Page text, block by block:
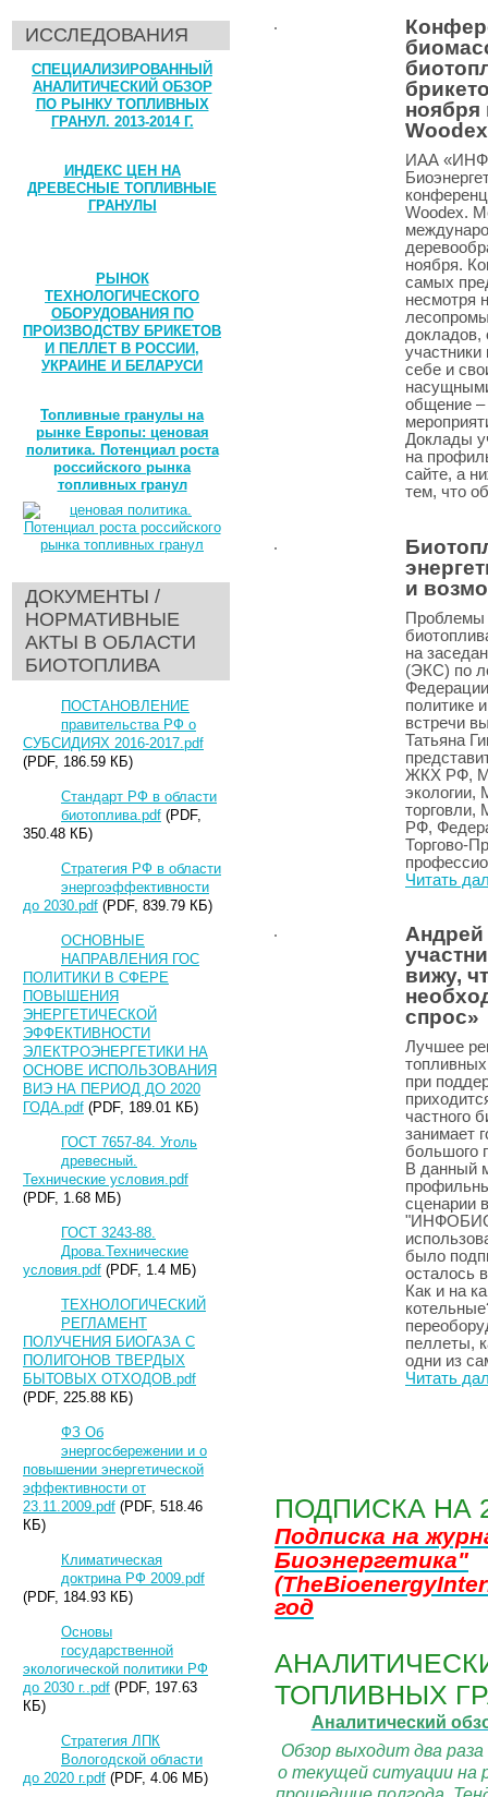
ИССЛЕДОВАНИЯ
СПЕЦИАЛИЗИРОВАННЫЙ
АНАЛИТИЧЕСКИЙ ОБЗОР
ПО РЫНКУ ТОПЛИВНЫХ
ГРАНУЛ. 2013-2014 Г.
ИНДЕКС ЦЕН НА
ДРЕВЕСНЫЕ ТОПЛИВНЫЕ
ГРАНУЛЫ
РЫНОК
ТЕХНОЛОГИЧЕСКОГО
ОБОРУДОВАНИЯ ПО
ПРОИЗВОДСТВУ БРИКЕТОВ
И ПЕЛЛЕТ В РОССИИ,
УКРАИНЕ И БЕЛАРУСИ
Топливные гранулы на
рынке Европы: ценовая
политика. Потенциал роста
российского рынка
топливных гранул
ДОКУМЕНТЫ /
НОРМАТИВНЫЕ
АКТЫ В ОБЛАСТИ
БИОТОПЛИВА
ПОСТАНОВЛЕНИЕ
правительства РФ о
СУБСИДИЯХ 2016-2017.pdf
(PDF, 186.59 КБ)
Стандарт РФ в области
биотоплива.pdf (PDF,
350.48 КБ)
Стратегия РФ в области
энергоэффективности
до 2030.pdf (PDF, 839.79 КБ)
ОСНОВНЫЕ
НАПРАВЛЕНИЯ ГОС
ПОЛИТИКИ В СФЕРЕ
ПОВЫШЕНИЯ
ЭНЕРГЕТИЧЕСКОЙ
ЭФФЕКТИВНОСТИ
ЭЛЕКТРОЭНЕРГЕТИКИ НА
ОСНОВЕ ИСПОЛЬЗОВАНИЯ
ВИЭ НА ПЕРИОД ДО 2020
ГОДА.pdf (PDF, 189.01 КБ)
ГОСТ 7657-84. Уголь
древесный.
Технические условия.pdf
(PDF, 1.68 МБ)
ГОСТ 3243-88.
Дрова.Технические
условия.pdf (PDF, 1.4 МБ)
ТЕХНОЛОГИЧЕСКИЙ
РЕГЛАМЕНТ
ПОЛУЧЕНИЯ БИОГАЗА С
ПОЛИГОНОВ ТВЕРДЫХ
БЫТОВЫХ ОТХОДОВ.pdf
(PDF, 225.88 КБ)
ФЗ Об
энергосбережении и о
повышении энергетической
эффективности от
23.11.2009.pdf (PDF, 518.46
КБ)
Климатическая
доктрина РФ 2009.pdf
(PDF, 184.93 КБ)
Основы
государственной
экологической политики РФ
до 2030 г..pdf (PDF, 197.63
КБ)
Стратегия ЛПК
Вологодской области
до 2020 г.pdf (PDF, 4.06 МБ)
ноября
ИАА
Woodex.
ноября.
самых
несмотря
докладов,
себе и
общение
Доклады
на
сайте, а
тем, что
и
Проблемы
на
(ЭКС) по
политике
встречи
Татьяна
ЖКХ РФ,
экологии,
торговли,
РФ,
Торгово-
Читать
Андрей
вижу,
спрос»
Лучшее
при
частного
занимает
большого
В данный
сценарии
было
осталось
Как и на
пеллеты,
одни из
Читать
ПОДПИСКА НА
Подписка на
Биоэнергетика"
год
ТОПЛИВНЫХ
Аналитический
Обзор выходит два
о текущей ситуации на